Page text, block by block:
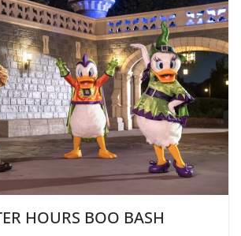
HOURS BOO BASH